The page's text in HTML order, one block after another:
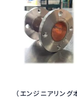
（エンジニアリン